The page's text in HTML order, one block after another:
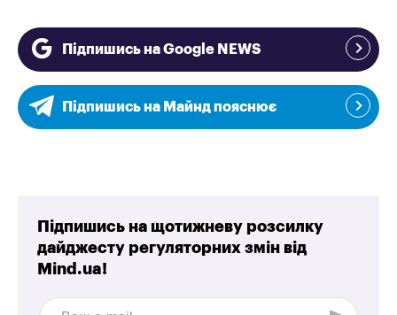
Підпишись на Google NEWS
Підпишись на Майнд пояснює
Підпишись на щотижневу розсилку
дайджесту регуляторних змін від
Mind.ua!